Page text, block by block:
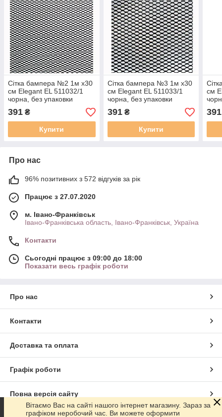
Сітка бампера №2 1м х30
см Elegant EL 511032/1
чорна, без упаковки
391 ₴
Купити
Сітка бампера №3 1м х30
см Elegant EL 511033/1
чорна, без упаковки
391₴
Купити
см
391
Про нас
96% позитивних з 572 відгуків за рік
Працює з 27.07.2020
м. Івано-Франківськ
Івано-Франківська область, Івано-Франківськ, Україна
Контакти
Сьогодні працює з 09:00 до 18:00
Показати весь графік роботи
Про нас
Контакти
Доставка та оплата
Графік роботи
Повна версія сайту
Вітаємо Вас на сайті нашого інтернет магазину. Зараз за
графіком неробочий час. Ви можете оформити